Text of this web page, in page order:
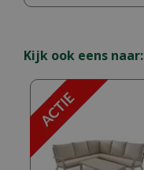
Kijk ook eens naar: